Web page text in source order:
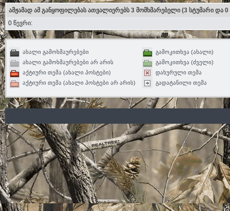
ამჟამად ამ განყოფილებას ათვალიერებს 3 მომხმარებელი (3 სტუმარი და 0
0 წევრი:
ახალი გამოხმაურებები
ახალი გამოხმაურებები არ არის
აქტიური თემა (ახალი პოსტები)
აქტიური თემა (ახალი პოსტები არ არის)
გამოკითხვა (ახალი)
გამოკითხვა (ძველი)
დახურული თემა
გადატანილი თემა